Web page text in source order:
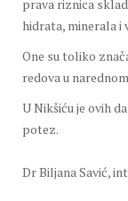
prava riznica
hidrata, minerala i
One su toliko
redova u
U Nikšiću je ovih
potez.
Dr Biljana Savić,